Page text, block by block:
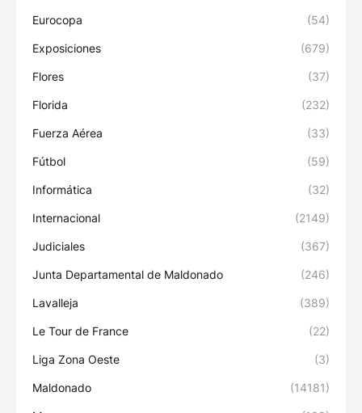
Eurocopa (54)
Exposiciones (679)
Flores (37)
Florida (232)
Fuerza Aérea (33)
Fútbol (59)
Informática (32)
Internacional (2149)
Judiciales (367)
Junta Departamental de Maldonado (246)
Lavalleja (389)
Le Tour de France (22)
Liga Zona Oeste (3)
Maldonado (14181)